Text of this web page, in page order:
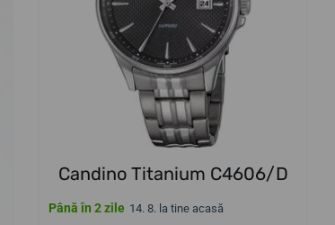
Candino Titanium C4606/D
Până în 2 zile 14. 8. la tine acasă